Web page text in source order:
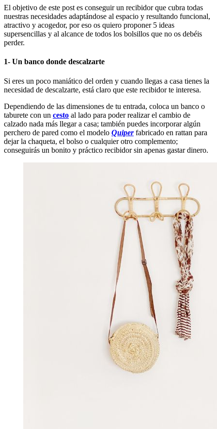
El objetivo de este post es conseguir un recibidor que cubra todas
nuestras necesidades adaptándose al espacio y resultando funcional,
atractivo y acogedor, por eso os quiero proponer 5 ideas
supersencillas y al alcance de todos los bolsillos que no os debéis
perder.
1- Un banco donde descalzarte
Si eres un poco maniático del orden y cuando llegas a casa tienes la
necesidad de descalzarte, está claro que este recibidor te interesa.
Dependiendo de las dimensiones de tu entrada, coloca un banco o
taburete con un cesto al lado para poder realizar el cambio de
calzado nada más llegar a casa; también puedes incorporar algún
perchero de pared como el modelo Quiperfabricado en rattan para
dejar la chaqueta, el bolso o cualquier otro complemento;
conseguirás un bonito y práctico recibidor sin apenas gastar dinero.